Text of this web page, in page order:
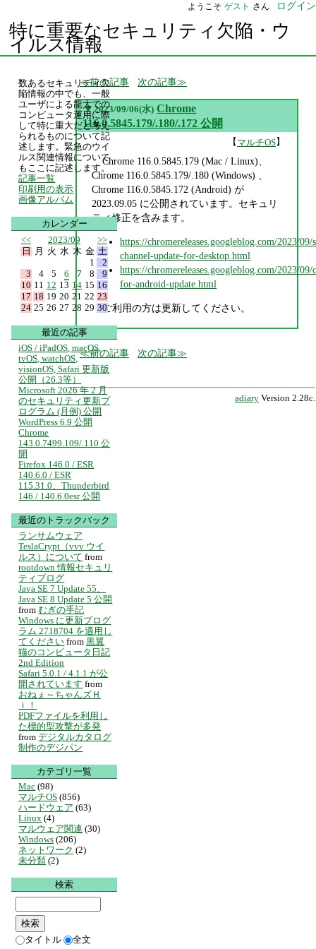
ようこそ ゲスト さん ログイン
特に重要なセキュリティ欠陥・ウ
イルス情報
前の記事 次の記事
▼ 2023/09/06(水) Chrome
116.0.5845.179/.180/.172 公開
【マルチOS】
Chrome 116.0.5845.179 (Mac / Linux)、
Chrome 116.0.5845.179/.180 (Windows) 、
Chrome 116.0.5845.172 (Android) が
2023.09.05 に公開されています。セキュリ
ティ修正を含みます。
https://chromereleases.googleblog.com/2023/09/
channel-update-for-desktop.html
https://chromereleases.googleblog.com/2023/09/
for-android-update.html
ご利用の方は更新してください。
前の記事 次の記事
adiary Version 2.28c.
数あるセキュリティ欠
陥情報の中でも、一般
ユーザによる龍大での
コンピュータ運用に際
して特に重大だと考え
られるものについて記
述します。緊急のウイ
ルス関連情報について
もここに記述します。
記事一覧
印刷用の表示
画像アルバム
カレンダー
<<
2023/09
>>
日
月 火 水 木 金 土
1
2
3
4 5 6 7 8
9
10 11 12 13 14 15 16
17 18 19 20 21 22 23
24 25 26 27 28 29 30
最近の記事
iOS / iPadOS, macOS,
tvOS, watchOS,
visionOS, Safari 更新版
公開（26.3等）
Microsoft 2026 年 2 月
のセキュリティ更新プ
ログラム (月例) 公開
WordPress 6.9 公開
Chrome
143.0.7499.109/.110 公
開
Firefox 146.0 / ESR
140.6.0 / ESR
115.31.0、Thunderbird
146 / 140.6.0esr 公開
最近のトラックバック
ランサムウェア
TeslaCrypt（vvv ウイ
ルス）について from
rootdown 情報セキュリ
ティブログ
Java SE 7 Update 55、
Java SE 8 Update 5 公開
from むぎの手記
Windows に更新プログ
ラム 2718704 を適用し
てください from 黒翼
猫のコンピュータ日記
2nd Edition
Safari 5.0.1 / 4.1.1 が公
開されています from
おねぇ～ちゃんズＨ
ｉ！
PDFファイルを利用し
た標的型攻撃が多発
from デジタルカタログ
制作のデジパン
カテゴリ一覧
Mac (98)
マルチOS (856)
ハードウェア (63)
Linux (4)
マルウェア関連 (30)
Windows (206)
ネットワーク (2)
未分類 (2)
検索
タイトル 全文